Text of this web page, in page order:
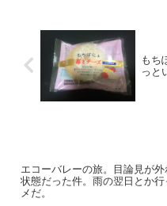
もち
っと
エコーバレーの旅。目論見が
状態だった件。雨の翌日とか
メだ。